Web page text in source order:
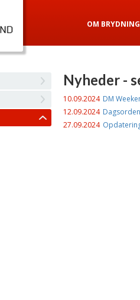
OM BRYDNING
Nyheder -
10.09.2024 DM
12.09.2024
27.09.2024